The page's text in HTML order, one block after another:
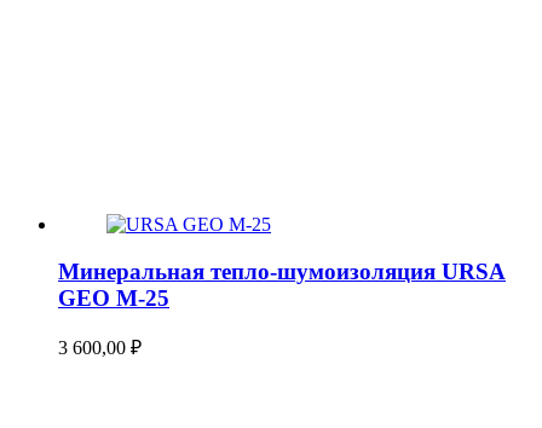
Минеральная тепло-шумоизоляция URSA
GEO М-25
3 600,00 ₽